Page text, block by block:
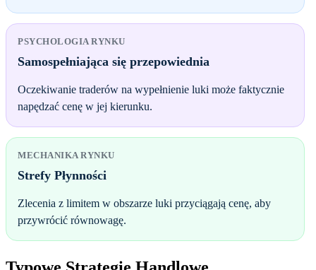
PSYCHOLOGIA RYNKU
Samospełniająca się przepowiednia
Oczekiwanie traderów na wypełnienie luki może faktycznie
napędzać cenę w jej kierunku.
MECHANIKA RYNKU
Strefy Płynności
Zlecenia z limitem w obszarze luki przyciągają cenę, aby
przywrócić równowagę.